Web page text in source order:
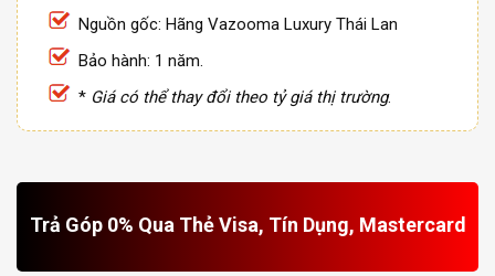
Nguồn gốc: Hãng Vazooma Luxury Thái Lan
Bảo hành: 1 năm.
* Giá có thể thay đổi theo tỷ giá thị trường.
Trả Góp 0% Qua Thẻ Visa, Tín Dụng, Mastercard